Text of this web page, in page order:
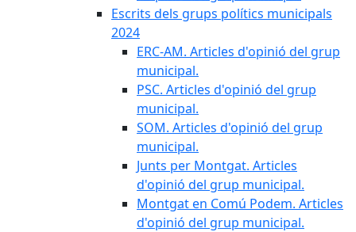
Escrits dels grups polítics municipals
2024
ERC-AM. Articles d'opinió del grup
municipal.
PSC. Articles d'opinió del grup
municipal.
SOM. Articles d'opinió del grup
municipal.
Junts per Montgat. Articles
d'opinió del grup municipal.
Montgat en Comú Podem. Articles
d'opinió del grup municipal.